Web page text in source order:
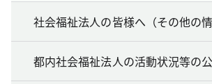
社会福祉法人の皆様へ（その他の情
都内社会福祉法人の活動状況等の